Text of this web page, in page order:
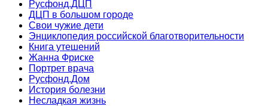
Русфонд.ДЦП
ДЦП в большом городе
Свои чужие дети
Энциклопедия российской благотворительности
Книга утешений
Жанна Фриске
Портрет врача
Русфонд.Дом
История болезни
Несладкая жизнь